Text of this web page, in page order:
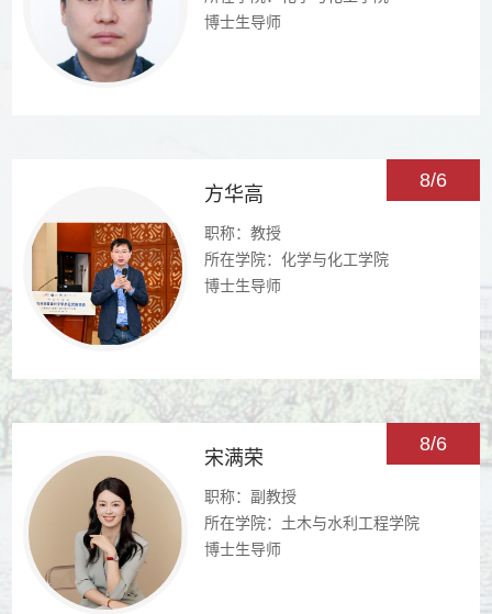
博士生导师
方华高
职称：教授
所在学院：化学与化工学院
博士生导师
8/6
宋满荣
职称：副教授
所在学院：土木与水利工程学院
博士生导师
8/6